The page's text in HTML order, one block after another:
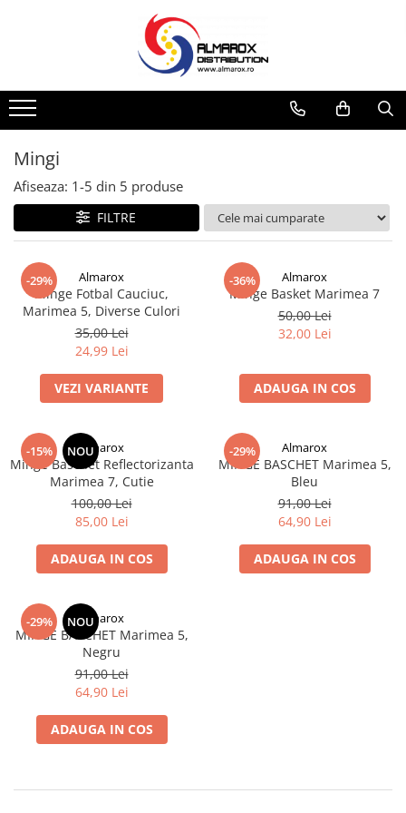
Mingi Fotbal Adidas FIFA World Cup
26™
Aparat de facut Bulgari
Saniute
Bob-uri Derdelus
Disc-uri Derdelus
Planse Derdelus
JUCARII
Jucarii interior
Jucarii exterior
Pistoale cu Apa
SPORT
Mingi
Badminton
Ochelari si accesorii Inot
LOPETI PENTRU ZAPADA
Mingi
Afiseaza: 1-5 din 5 produse
FILTRE
-29% Almarox
Minge Fotbal Cauciuc,
Marimea 5, Diverse Culori
35,00 Lei
24,99 Lei
VEZI VARIANTE
-36% Almarox
Minge Basket Marimea 7
50,00 Lei
32,00 Lei
ADAUGA IN COS
-15% NOUAlmarox
Minge Baschet Reflectorizanta
Marimea 7, Cutie
100,00 Lei
85,00 Lei
ADAUGA IN COS
-29% Almarox
MINGE BASCHET Marimea 5,
Bleu
91,00 Lei
64,90 Lei
ADAUGA IN COS
-29% NOUAlmarox
MINGE BASCHET Marimea 5,
Negru
91,00 Lei
64,90 Lei
ADAUGA IN COS